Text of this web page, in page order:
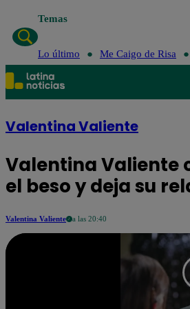
Temas
Lo último Me Caigo de Risa
Valentina Valiente
Valentina Valiente
el beso y deja su
Valentina Valiente a las 20:40